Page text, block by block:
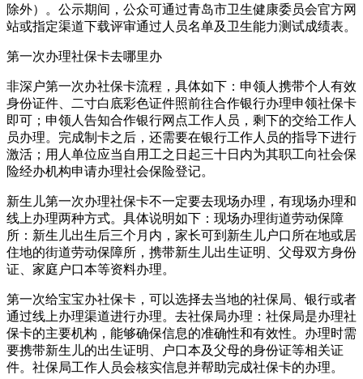
除外）。公示期间，公众可通过青岛市卫生健康委员会官方网
站或指定渠道下载评审通过人员名单及卫生能力测试成绩表。
第一次办理社保卡去哪里办
非深户第一次办社保卡流程，具体如下：申领人携带个人有效
身份证件、二寸白底彩色证件照前往合作银行办理申领社保卡
即可；申领人告知合作银行网点工作人员，剩下的交给工作人
员办理。完成制卡之后，还需要在银行工作人员的指导下进行
激活；用人单位应当自用工之日起三十日内为其职工向社会保
险经办机构申请办理社会保险登记。
新生儿第一次办理社保卡不一定要去现场办理，有现场办理和
线上办理两种方式。具体说明如下：现场办理街道劳动保障
所：新生儿出生后三个月内，家长可到新生儿户口所在地或居
住地的街道劳动保障所，携带新生儿出生证明、父母双方身份
证、家庭户口本等资料办理。
第一次给宝宝办社保卡，可以选择去当地的社保局、银行或者
通过线上办理渠道进行办理。去社保局办理：社保局是办理社
保卡的主要机构，能够确保信息的准确性和有效性。办理时需
要携带新生儿的出生证明、户口本及父母的身份证等相关证
件。社保局工作人员会核实信息并帮助完成社保卡的办理。